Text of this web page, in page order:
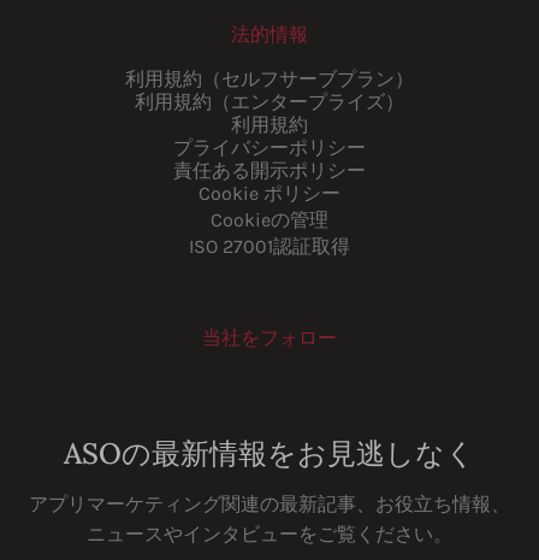
法的情報
利用規約（セルフサーブプラン）
利用規約（エンタープライズ）
利用規約
プライバシーポリシー
責任ある開示ポリシー
Cookie ポリシー
Cookieの管理
ISO 27001認証取得
当社をフォロー
ASOの最新情報をお見逃しなく
アプリマーケティング関連の最新記事、お役立ち情報、
ニュースやインタビューをご覧ください。